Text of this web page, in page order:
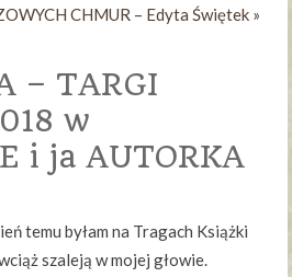
CHMUR – Edyta Świętek»
– TARGI
w
i ja AUTORKA
temu byłam na Tragach Książki
szaleją w mojej głowie.